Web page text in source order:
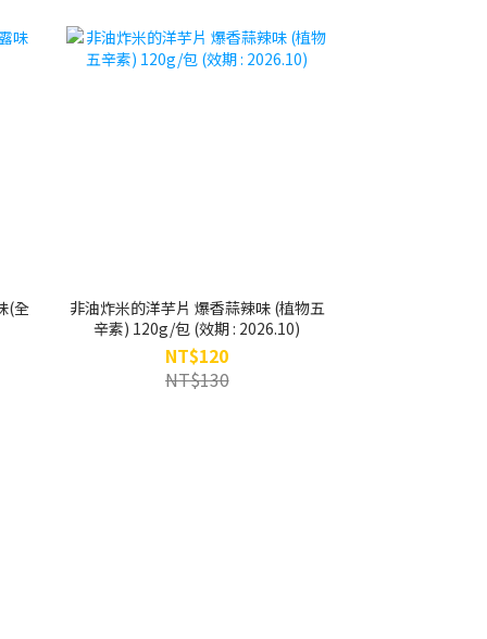
(全
非油炸米的洋芋片 爆香蒜辣味 (植物五
辛素) 120g/包 (效期 : 2026.10)
NT$120
NT$130